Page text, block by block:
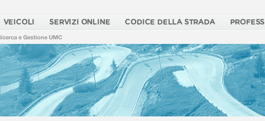
VEICOLI SERVIZI ONLINE CODICE DELLA STRADA
e Gestione UMC